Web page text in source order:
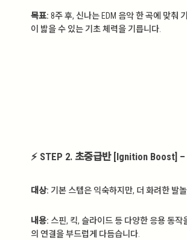
목표: 8주 후, 신나는 EDM 음악 한 곡에 맞춰
이 밟을 수 있는 기초 체력을 기릅니다.
⚡ STEP 2. 초중급반 [Ignition Boost]
대상: 기본 스텝은 익숙하지만, 더 화려한 발
내용: 스핀, 킥, 슬라이드 등 다양한 응용 동작
의 연결을 부드럽게 다듬습니다.